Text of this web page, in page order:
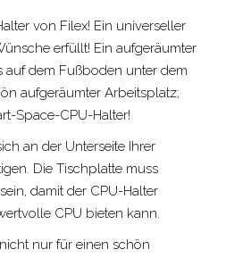
von Filex! Ein universeller
erfüllt! Ein aufgeräumter
auf dem Fußboden unter dem
aufgeräumter Arbeitsplatz;
Space-CPU-Halter!
an der Unterseite Ihrer
Die Tischplatte muss
damit der CPU-Halter
CPU bieten kann.
nur für einen schön